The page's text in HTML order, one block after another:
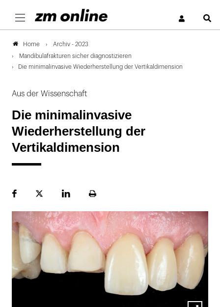
Home Archiv - 2023
Mandibulafrakturen sicher diagnostizieren
Die minimalinvasive Wiederherstellung der Vertikaldimension
Aus der Wissenschaft
Die minimalinvasive
Wiederherstellung der
Vertikaldimension
FacebookPlattformLinekdInSeite